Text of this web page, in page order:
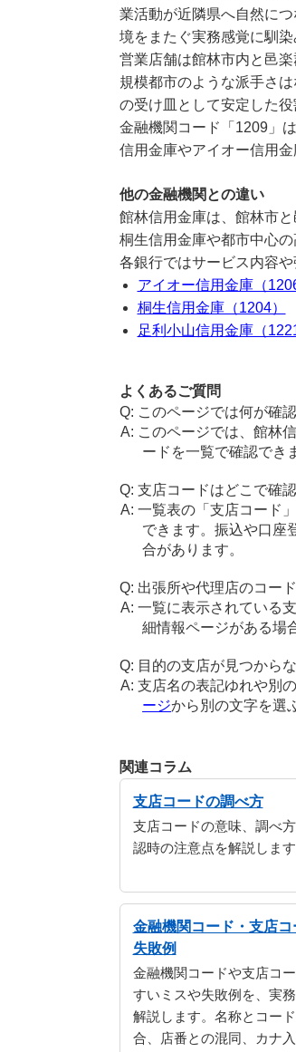
業活動が近隣県へ自然に
境をまたぐ実務感覚に馴
営業店舗は館林市内と邑
規模都市のような派手さ
の受け皿として安定した役
金融機関コード「1209」
信用金庫やアイオー信用
他の金融機関との違い
館林信用金庫は、館林市
桐生信用金庫や都市中心
各銀行ではサービス内容
アイオー信用金庫（1206
桐生信用金庫（1204）
足利小山信用金庫（1221
よくあるご質問
このページでは何が確
このページでは、館林
ードを一覧で確認でき
支店コードはどこで確
一覧表の「支店コード
できます。振込や口座
合があります。
出張所や代理店のコー
一覧に表示されている
細情報ページがある場
目的の支店が見つから
支店名の表記ゆれや別
ージから別の文字を選
関連コラム
支店コードの調べ方
支店コードの意味、調べ
認時の注意点を解説します
金融機関コード・支店
失敗例
金融機関コードや支店コ
すいミスや失敗例を、実
解説します。名称とコー
合、店番との混同、カナ